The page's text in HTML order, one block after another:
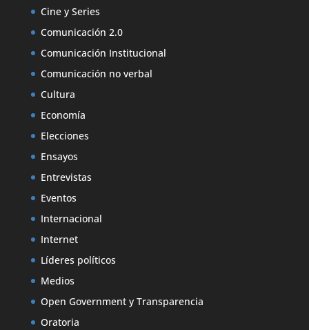
Cine y Series
Comunicación 2.0
Comunicación Institucional
Comunicación no verbal
Cultura
Economía
Elecciones
Ensayos
Entrevistas
Eventos
Internacional
Internet
Líderes políticos
Medios
Open Government y Transparencia
Oratoria